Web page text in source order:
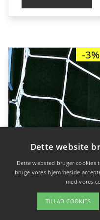
kr.
-3%
Dette website
Dette websted bruger
bruge vores hjemmeside
med vores
TILLAD COOKIES